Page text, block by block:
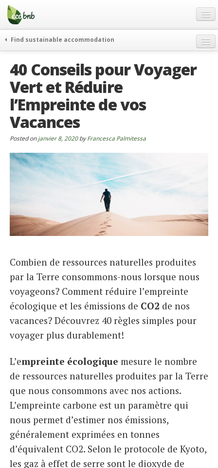
Menu
Skip
content
Offres Spéciales
FAQ
À propos
Partenaires
Contacts
French
German
French
Italiano
Find sustainable accommodation
40 Conseils pour Voyager
Vert et Réduire
l’Empreinte de vos
Vacances
Posted onjanvier 8, 2020byFrancesca Palmitessa
Combien de ressources naturelles produites
par la Terre consommons-nous lorsque nous
voyageons? Comment réduire l’empreinte
écologique et les émissions de CO2 de nos
vacances? Découvrez 40 règles simples pour
voyager plus durablement!
L’empreinte écologique mesure le nombre
de ressources naturelles produites par la Terre
que nous consommons avec nos actions.
L’empreinte carbone est un paramètre qui
nous permet d’estimer nos émissions,
généralement exprimées en tonnes
d’équivalent CO2. Selon le protocole de Kyoto,
les gaz à effet de serre sont le dioxyde de